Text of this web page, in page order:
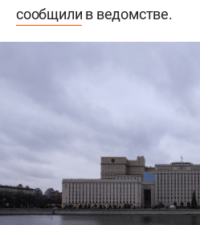
сообщили в ведомстве.